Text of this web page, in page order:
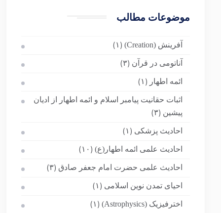
موضوعات مطالب
آفرینش (Creation) (۱)
آناتومی در قرآن (۳)
ائمه اطهار (۱)
اثبات حقانیت پیامبر اسلام و ائمه اطهار از ادیان
پیشین (۳)
احادیث پزشکی (۱)
احادیث علمی ائمه اطهار(ع) (۱۰)
احادیث علمی حضرت امام جعفر صادق (۳)
احیای تمدن نوین اسلامی (۱)
اخترفیزیک (Astrophysics) (۱)